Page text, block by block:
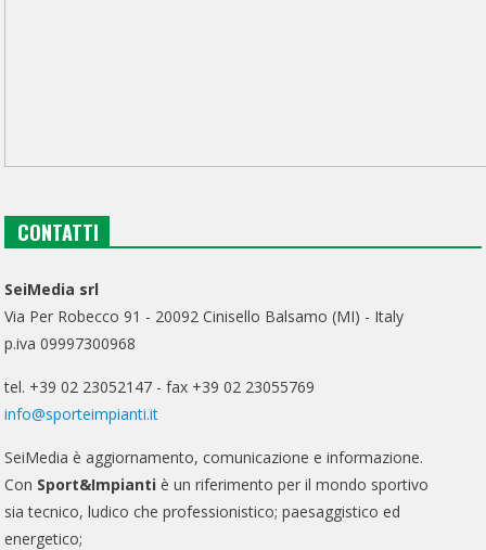
CONTATTI
SeiMedia srl
Via Per Robecco 91 - 20092 Cinisello Balsamo (MI) - Italy
p.iva 09997300968
tel. +39 02 23052147 - fax +39 02 23055769
info@sporteimpianti.it
SeiMedia è aggiornamento, comunicazione e informazione.
Con Sport&Impianti è un riferimento per il mondo sportivo
sia tecnico, ludico che professionistico; paesaggistico ed
energetico;